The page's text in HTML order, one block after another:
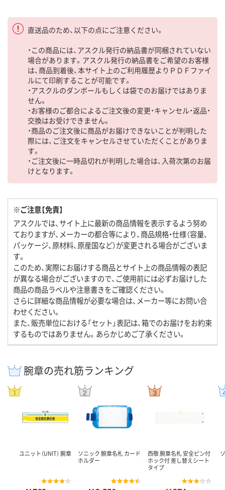
直送品のため、以下の点にご注意ください。
・この商品には、アスクル発行の納品書が同梱されていない
場合があります。アスクル発行の納品書をご希望のお客様
は、商品到着後、本サイト上のご利用履歴よりＰＤＦファイ
ルにて印刷することが可能です。
・アスクルのダンボールもしくは袋でのお届けではありま
せん。
・お客様のご都合によるご注文後の変更・キャンセル・返品・
交換はお受けできません。
・商品のご注文後に商品がお届けできないことが判明した
際には、ご注文をキャンセルさせていただくことがありま
す。
・ご注文後に一時品切れが判明した場合は、入荷次第のお届
けとなります。
※ご注意【免責】
アスクルでは、サイト上に最新の商品情報を表示するよう努め
ておりますが、メーカーの都合等により、商品規格・仕様（容量、
パッケージ、原材料、原産国など）が変更される場合がございま
す。
このため、実際にお届けする商品とサイト上の商品情報の表記
が異なる場合がございますので、ご使用前には必ずお届けした
商品の商品ラベルや注意書きをご確認ください。
さらに詳細な商品情報が必要な場合は、メーカー等にお問い合
わせください。
また、販売単位における「セット」表記は、箱でのお届けをお約束
するものではありません。あらかじめご了承ください。
腕章の売れ筋ランキング
ユニット（UNIT） 腕章
ソニック 腕章名札 カード
ホルダー
西敬 腕章名札 安全ピン付
ホック付 差し替えシート
タイプ